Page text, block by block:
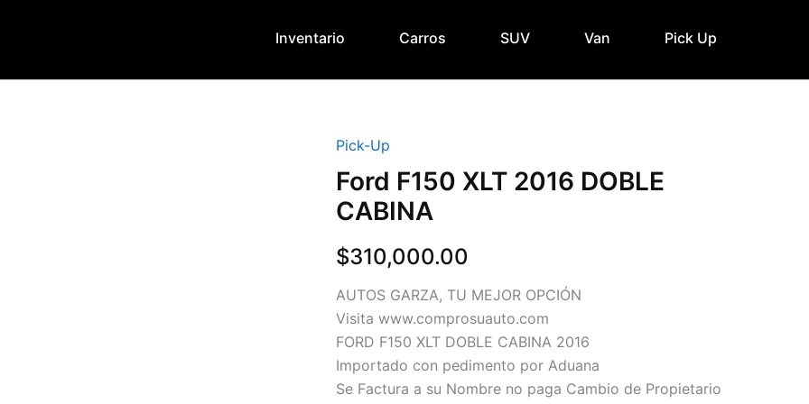
Inventario Carros SUV Van Pick Up
Pick-Up
Ford F150 XLT 2016 DOBLE
CABINA
$310,000.00
AUTOS GARZA, TU MEJOR OPCIÓN
Visita www.comprosuauto.com
FORD F150 XLT DOBLE CABINA 2016
Importado con pedimento por Aduana
Se Factura a su Nombre no paga Cambio de Propietario